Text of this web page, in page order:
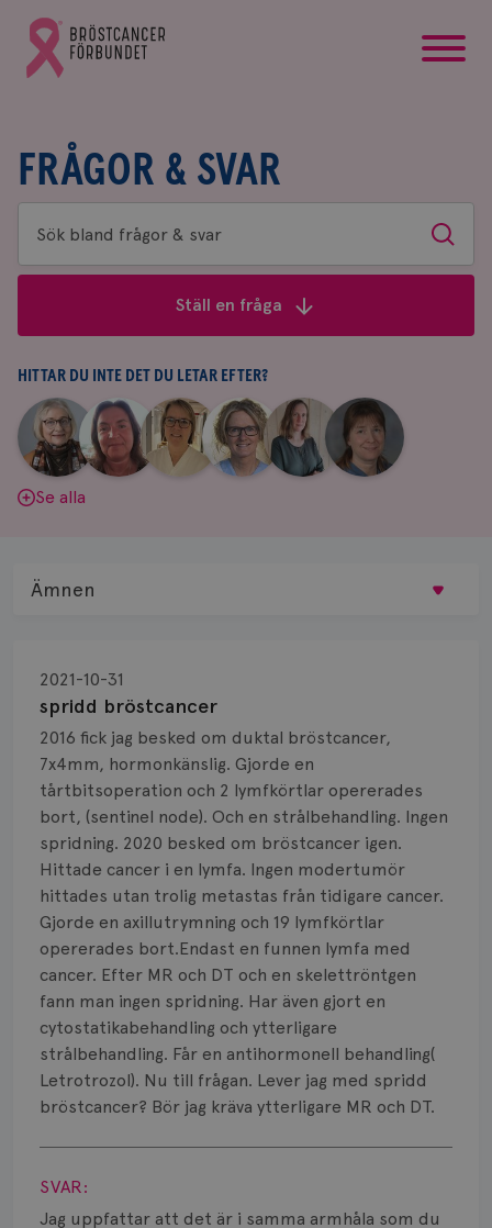
Gå
till
Bröstcancerförbundets
FRÅGOR & SVAR
Sök
bland
&
svar
Sök
Ställ en fråga
HITTAR DU INTE DET DU LETAR EFTER?
Aina
Johnsson
|
Anne
Andersson
Fredrika
Killander
|
Jeanette
Bäcklund
|
Maria
Edegran
|
Yvette
Andersson
Se alla
spridd bröstcancer
2021-10-31
2016 fick jag besked om duktal bröstcancer,
7x4mm, hormonkänslig. Gjorde en
tårtbitsoperation och 2 lymfkörtlar opererades
bort, (sentinel node). Och en strålbehandling. Ingen
spridning. 2020 besked om bröstcancer igen.
Hittade cancer i en lymfa. Ingen modertumör
hittades utan trolig metastas från tidigare cancer.
Gjorde en axillutrymning och 19 lymfkörtlar
opererades bort.Endast en funnen lymfa med
cancer. Efter MR och DT och en skelettröntgen
fann man ingen spridning. Har även gjort en
cytostatikabehandling och ytterligare
strålbehandling. Får en antihormonell behandling(
Letrotrozol). Nu till frågan. Lever jag med spridd
bröstcancer? Bör jag kräva ytterligare MR och DT.
Visa svar
SVAR:
Jag uppfattar att det är i samma armhåla som du
Ämnen
Biopsi
Biverkningar
Bröstvårta
Knöl
Läkemedel
Typ av bröstcancer
Smärta
Prognos
Risker
Strålning